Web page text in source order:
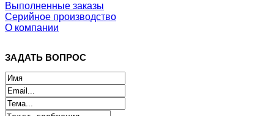
Выполненные заказы
Серийное производство
О компании
ЗАДАТЬ ВОПРОС